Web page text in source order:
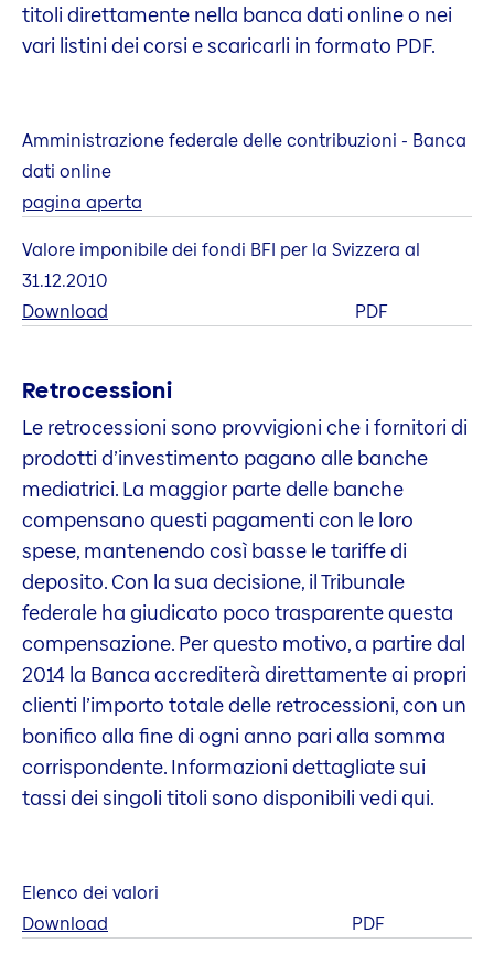
titoli direttamente nella banca dati online o nei
vari listini dei corsi e scaricarli in formato PDF.
Amministrazione federale delle contribuzioni - Banca
dati online
pagina aperta
Valore imponibile dei fondi BFI per la Svizzera al
31.12.2010
Download
PDF
Retrocessioni
Le retrocessioni sono provvigioni che i fornitori di
prodotti d’investimento pagano alle banche
mediatrici. La maggior parte delle banche
compensano questi pagamenti con le loro
spese, mantenendo così basse le tariffe di
deposito. Con la sua decisione, il Tribunale
federale ha giudicato poco trasparente questa
compensazione. Per questo motivo, a partire dal
2014 la Banca accrediterà direttamente ai propri
clienti l’importo totale delle retrocessioni, con un
bonifico alla fine di ogni anno pari alla somma
corrispondente. Informazioni dettagliate sui
tassi dei singoli titoli sono disponibili vedi qui.
Elenco dei valori
Download
PDF